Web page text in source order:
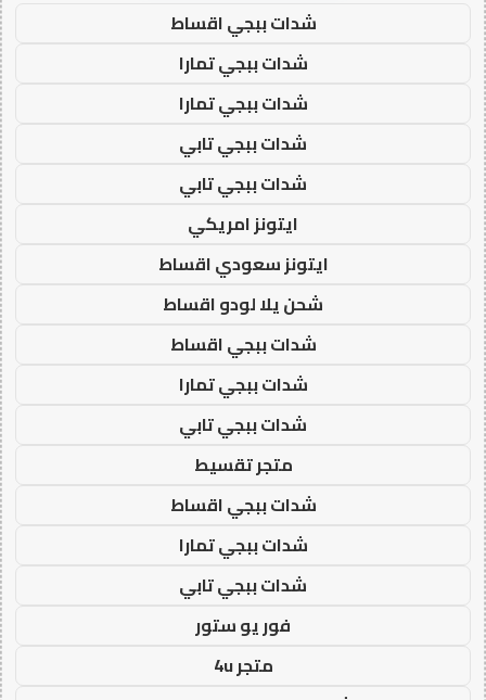
شدات ببجي اقساط
شدات ببجي تمارا
شدات ببجي تمارا
شدات ببجي تابي
شدات ببجي تابي
ايتونز امريكي
ايتونز سعودي اقساط
شحن يلا لودو اقساط
شدات ببجي اقساط
شدات ببجي تمارا
شدات ببجي تابي
متجر تقسيط
شدات ببجي اقساط
شدات ببجي تمارا
شدات ببجي تابي
فور يو ستور
متجر 4u